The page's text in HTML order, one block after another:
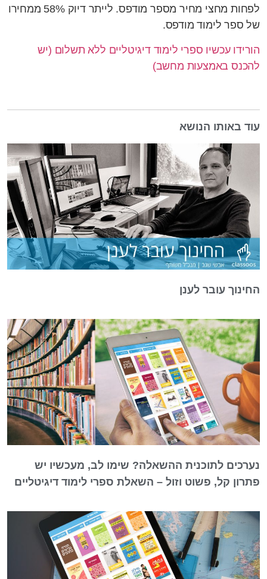
לפחות מחצי מחיר מספר מודפס. לייתר דיוק 58% ממחירו
של ספר לימוד מודפס.
הורידו עכשיו ספרי לימוד דיגיטליים ללא תשלום (יש
להכנס באמצעות מחשב)
עוד באותו הנושא
החינוך עובר לענן
נערכים לתוכנית ההשאלה? שימו לב, מעכשיו יש
פתרון קל, פשוט וזול – השאלת ספרי לימוד דיגיטליים